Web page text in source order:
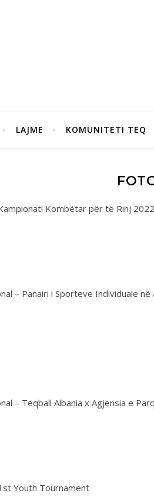
LAJME KOMUNITETI TEQ
Kombëtar për të Rinj 2022
– Panairi i Sporteve Individuale
– Teqball Albania x Agjensia e
Youth Tournament